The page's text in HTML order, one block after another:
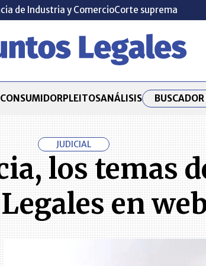
de Industria y ComercioCorte suprema
CONSUMIDORPLEITOSANÁLISIS
JUDICIAL
los temas
en